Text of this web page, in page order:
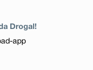
Drogal!